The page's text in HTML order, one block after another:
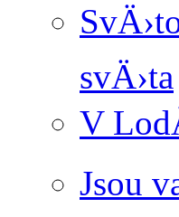
svÄ›ta
V
Jsou